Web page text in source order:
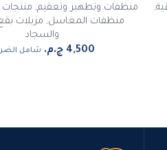
,
منظفات وتطهير وتعقيم, منتجات TCL الفندقية
منظفات المغاسل, مزيلات
والسجاد
شامل